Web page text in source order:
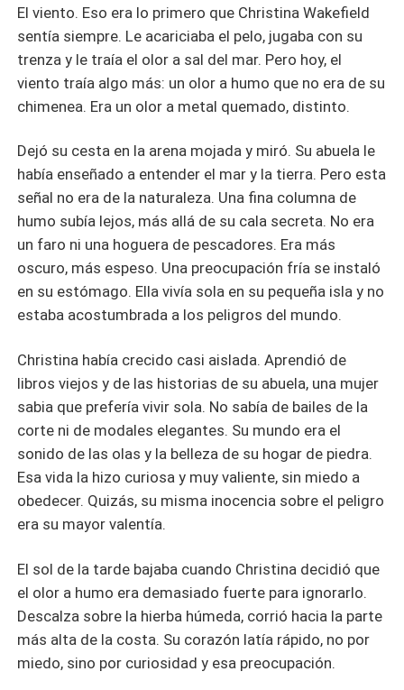
una fría determinación de entender a sus enemigos para
encontrar una vía de escape. Cada interacción con Wolf,
cargada de tensión, revela capas inesperadas del
guerrero, pero alimenta un odio que es su único escudo.
Mientras Christina lucha por mantener su espíritu intacto
la guerra. En un mundo donde la supervivencia exige
brutalidad, ¿podrá la chispa del desafío encender una
pasión que trascienda el cautiverio?
El viento. Eso era lo primero que Christina Wakefield
sentía siempre. Le acariciaba el pelo, jugaba con su
trenza y le traía el olor a sal del mar. Pero hoy, el
viento traía algo más: un olor a humo que no era de su
chimenea. Era un olor a metal quemado, distinto.
Dejó su cesta en la arena mojada y miró. Su abuela le
había enseñado a entender el mar y la tierra. Pero esta
señal no era de la naturaleza. Una fina columna de
humo subía lejos, más allá de su cala secreta. No era
un faro ni una hoguera de pescadores. Era más
oscuro, más espeso. Una preocupación fría se instaló
en su estómago. Ella vivía sola en su pequeña isla y no
estaba acostumbrada a los peligros del mundo.
Christina había crecido casi aislada. Aprendió de
libros viejos y de las historias de su abuela, una mujer
sabia que prefería vivir sola. No sabía de bailes de la
corte ni de modales elegantes. Su mundo era el
sonido de las olas y la belleza de su hogar de piedra.
Esa vida la hizo curiosa y muy valiente, sin miedo a
obedecer. Quizás, su misma inocencia sobre el peligro
era su mayor valentía.
El sol de la tarde bajaba cuando Christina decidió que
el olor a humo era demasiado fuerte para ignorarlo.
Descalza sobre la hierba húmeda, corrió hacia la parte
más alta de la costa. Su corazón latía rápido, no por
miedo, sino por curiosidad y esa preocupación.